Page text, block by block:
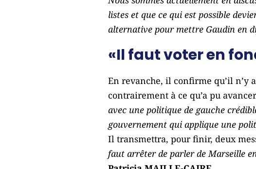
listes et que ce qui est possible
alternative pour mettre Gaudin en
«Il faut voter en
En revanche, il confirme qu’il n’y
contrairement à ce qu’a pu
avec une politique de gauche
gouvernement qui applique une
Il transmettra, pour finir, deux
faut arrêter de parler de Marseille